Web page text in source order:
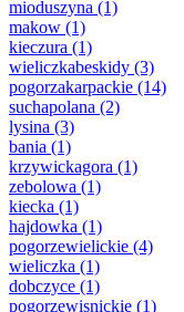
mioduszyna (1)
makow (1)
kieczura (1)
wieliczkabeskidy (3)
pogorzakarpackie (14)
suchapolana (2)
lysina (3)
bania (1)
krzywickagora (1)
zebolowa (1)
kiecka (1)
hajdowka (1)
pogorzewielickie (4)
wieliczka (1)
dobczyce (1)
pogorzewisnickie (1)